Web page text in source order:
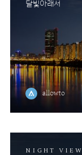
달빛아래서
allowto
NIGHT VIEW